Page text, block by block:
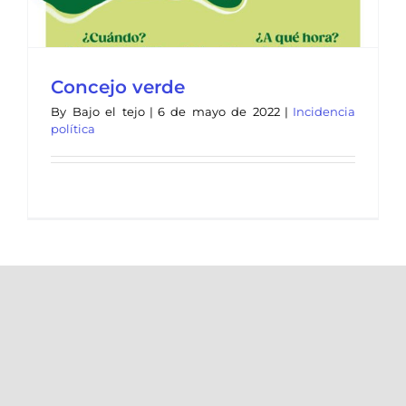
Concejo verde
By Bajo el tejo | 6 de mayo de 2022 | Incidencia
política